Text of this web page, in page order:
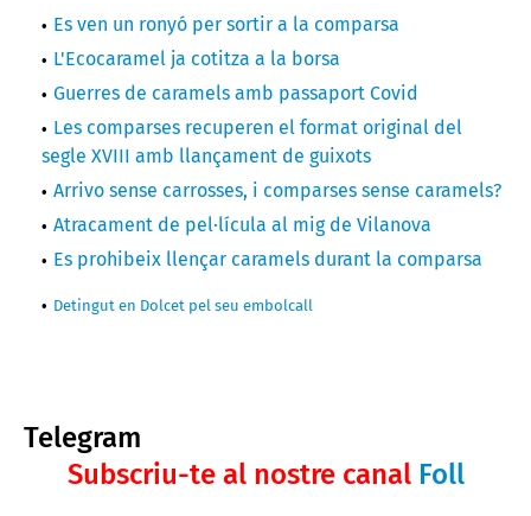
Es ven un ronyó per sortir a la comparsa
L'Ecocaramel ja cotitza a la borsa
Guerres de caramels amb passaport Covid
Les comparses recuperen el format original del
segle XVIII amb llançament de guixots
Arrivo sense carrosses, i comparses sense caramels?
Atracament de pel·lícula al mig de Vilanova
Es prohibeix llençar caramels durant la comparsa
Detingut en Dolcet pel seu embolcall
Telegram
Subscriu-te al nostre canal Foll